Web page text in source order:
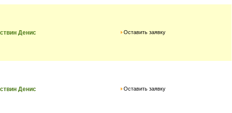
Денис Оставить заявку
Денис Оставить заявку